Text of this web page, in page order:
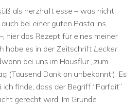
als herzhaft esse – was nicht
bei einer guten Pasta ins
hier das Rezept für eines meiner
habe es in der Zeitschrift Lecker
bei uns im Hausflur „zum
(Tausend Dank an unbekannt!). Es
finde, dass der Begriff “Parfait”
gerecht wird. Im Grunde